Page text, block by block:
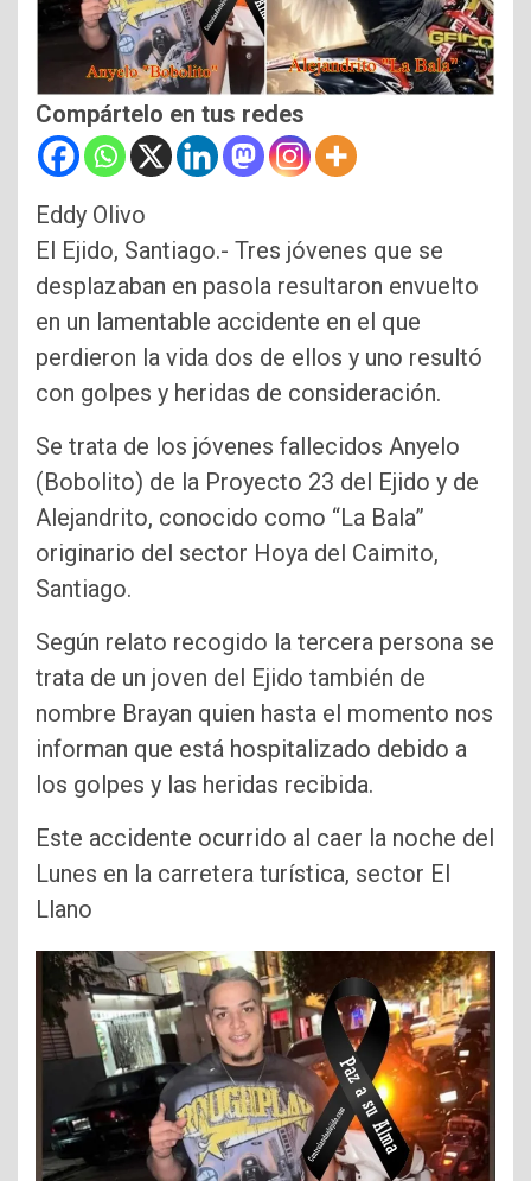
Compártelo en tus redes
Eddy Olivo
El Ejido, Santiago.- Tres jóvenes que se
desplazaban en pasola resultaron envuelto
en un lamentable accidente en el que
perdieron la vida dos de ellos y uno resultó
con golpes y heridas de consideración.
Se trata de los jóvenes fallecidos Anyelo
(Bobolito) de la Proyecto 23 del Ejido y de
Alejandrito, conocido como “La Bala”
originario del sector Hoya del Caimito,
Santiago.
Según relato recogido la tercera persona se
trata de un joven del Ejido también de
nombre Brayan quien hasta el momento nos
informan que está hospitalizado debido a
los golpes y las heridas recibida.
Este accidente ocurrido al caer la noche del
Lunes en la carretera turística, sector El
Llano